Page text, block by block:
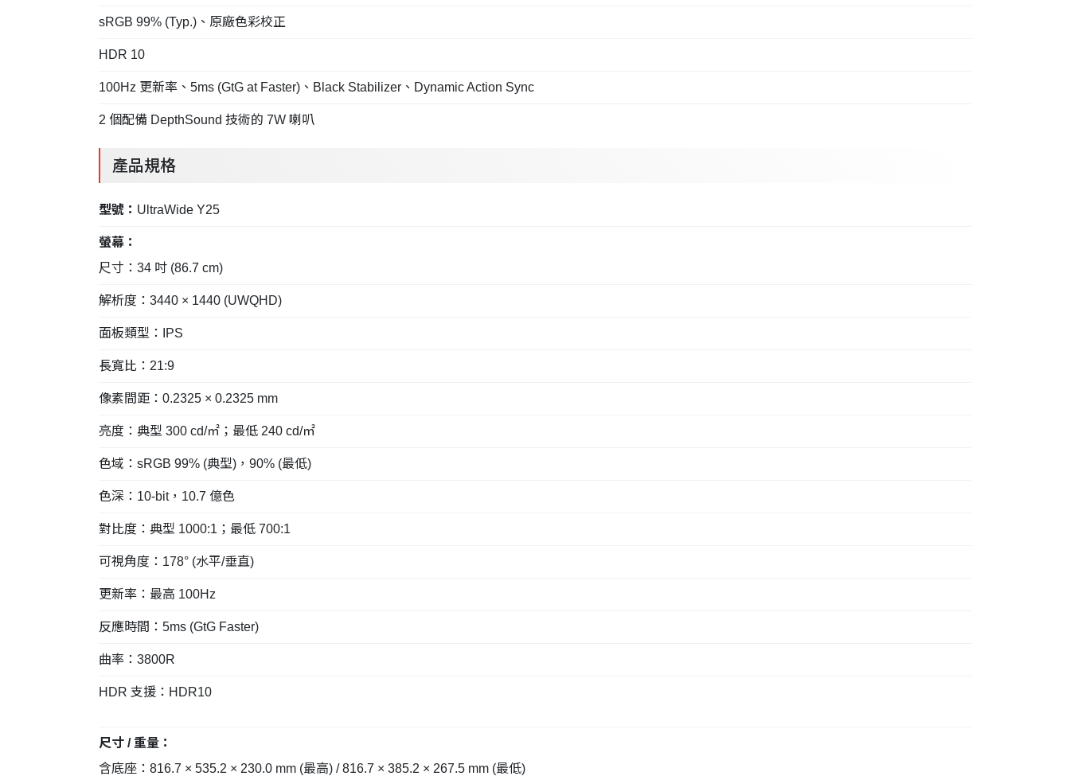
sRGB 99% (Typ.)、原廠色彩校正
HDR 10
100Hz 更新率、5ms (GtG at Faster)、Black Stabilizer、Dynamic Action Sync
2 個配備 DepthSound 技術的 7W 喇叭
產品規格
型號： UltraWide Y25
螢幕：
尺寸：34 吋 (86.7 cm)
解析度：3440 × 1440 (UWQHD)
面板類型：IPS
長寬比：21:9
像素間距：0.2325 × 0.2325 mm
亮度：典型 300 cd/㎡；最低 240 cd/㎡
色域：sRGB 99% (典型)，90% (最低)
色深：10-bit，10.7 億色
對比度：典型 1000:1；最低 700:1
可視角度：178° (水平/垂直)
更新率：最高 100Hz
反應時間：5ms (GtG Faster)
曲率：3800R
HDR 支援：HDR10
尺寸 / 重量：
含底座：816.7 × 535.2 × 230.0 mm (最高) / 816.7 × 385.2 × 267.5 mm (最低)